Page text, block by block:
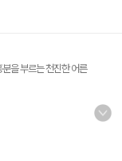
을 부르는 천진한 어른